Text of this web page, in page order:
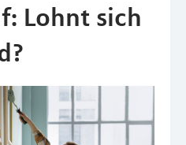
Lohnt sich